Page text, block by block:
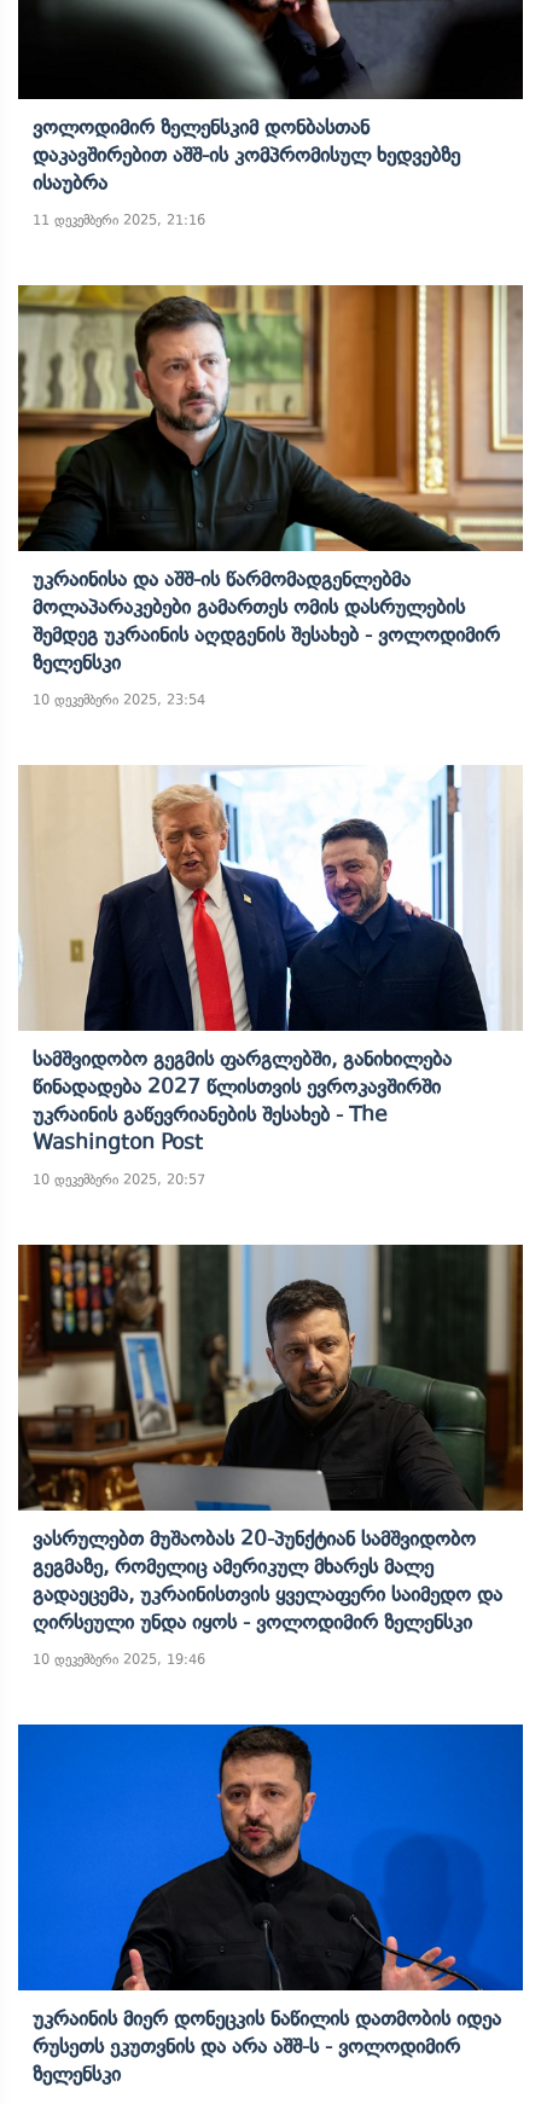
Ვოლოდიმირ Ზელენსკიმ Დონბასთან
Დაკავშირებით Აშშ-Ის Კომპრომისულ Ხედვებზე
Ისაუბრა
11 დეკემბერი 2025, 21:16
Უკრაინისა Და Აშშ-Ის Წარმომადგენლებმა
Მოლაპარაკებები Გამართეს Ომის Დასრულების
Შემდეგ Უკრაინის Აღდგენის Შესახებ - Ვოლოდიმირ
Ზელენსკი
10 დეკემბერი 2025, 23:54
Სამშვიდობო Გეგმის Ფარგლებში, Განიხილება
Წინადადება 2027 Წლისთვის Ევროკავშირში
Უკრაინის Გაწევრიანების Შესახებ - The
Washington Post
10 დეკემბერი 2025, 20:57
Ვასრულებთ Მუშაობას 20-Პუნქტიან Სამშვიდობო
Გეგმაზე, Რომელიც Ამერიკულ Მხარეს Მალე
Გადაეცემა, Უკრაინისთვის Ყველაფერი Საიმედო Და
Ღირსეული Უნდა Იყოს - Ვოლოდიმირ Ზელენსკი
10 დეკემბერი 2025, 19:46
Უკრაინის Მიერ Დონეცკის Ნაწილის Დათმობის Იდეა
Რუსეთს Ეკუთვნის Და Არა Აშშ-Ს - Ვოლოდიმირ
Ზელენსკი